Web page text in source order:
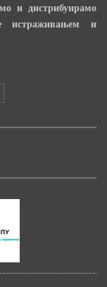
и дистрибуирамо
истраживањем и